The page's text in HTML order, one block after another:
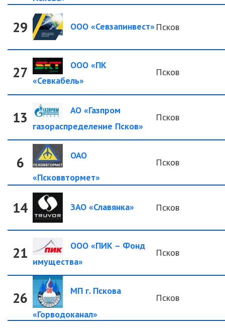
29 ООО «Севзапинвест» Псков
27
ООО «ПК
«Севкабель»
Псков
13
АО «Газпром
газораспределение Псков»
Псков
6
ОАО
«Псковвтормет»
Псков
14 ЗАО «Славянка» Псков
21
ООО «ПИК – Фонд
имущества»
Псков
26 МП г. Пскова
«Горводоканал»
Псков